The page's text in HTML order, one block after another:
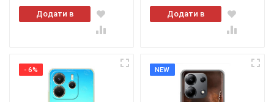
Додати в
кошик
Додати в
кошик
- 6% NEW